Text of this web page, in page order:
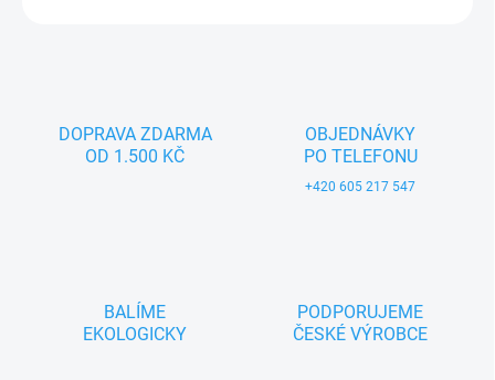
DOPRAVA ZDARMA
OD 1.500 KČ
OBJEDNÁVKY
PO TELEFONU
+420 605 217 547
BALÍME
EKOLOGICKY
PODPORUJEME
ČESKÉ VÝROBCE